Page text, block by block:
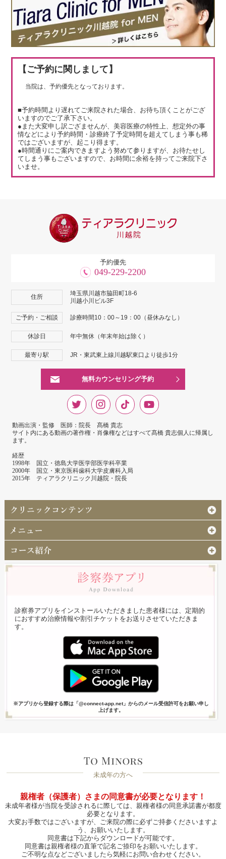
【ご予約に関しまして】
当院は、予約優先となっております。
■予約時間より遅れてご来院された場合、お待ち頂くことがござ
いますのでご了承下さい。
●また大変申し訳ござませんが、美容医療の特性上、想定外の事
情などにより予約時間・診療終了予定時間を超えてしまう事も稀
ではございますが、起こり得ます。
●時間通りにご案内できますよう努めて参りますが、お待たせし
てしまう事もございますので、お時間に余裕を持ってご来院下さ
いませ。
予約優先
049-229-2200
住所
埼玉県川越市脇田町18-6
川越小川ビル3F
ご予約・ご相談 診療時間10：00～19：00（昼休みなし）
休診日 年中無休（年末年始は除く）
最寄り駅 JR・東武東上線川越駅東口より徒歩1分
無料カウンセリング予約
動画出演・監修 医師：院長 髙橋 貴志
サイト内にある動画の著作権・肖像権などはすべて髙橋 貴志個人に帰属し
ます。
経歴
1998年 国立・徳島大学医学部医学科卒業
2000年 国立・東京医科歯科大学皮膚科入局
2015年 ティアラクリニック川越院・院長
診察券アプリをインストールいただきました患者様には、定期的
におすすめ治療情報や割引チケットをお送りさせていただきま
す。
※アプリから登録する際は「@connect-app.net」からのメール受信許可をお願い申し
上げます。
未成年の方へ
親権者（保護者）さまの同意書が必要となります！
未成年者様が当院を受診されるに際しては、親権者様の同意承諾書が都度
必要となります。
大変お手数ではございますが、ご来院の際に必ずご持参くださいますよ
う、お願いいたします。
同意書は下記からダウンロードが可能です。
同意書は親権者様の直筆で記名ご捺印をお願いいたします。
ご不明な点などございましたら気軽にお問い合わせください。